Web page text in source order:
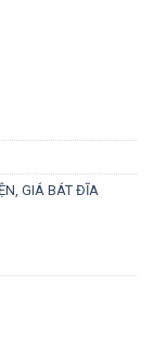
quantity
GIÁ BÁT ĐĨA